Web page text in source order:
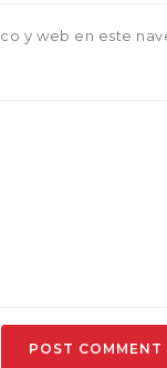
y web en este